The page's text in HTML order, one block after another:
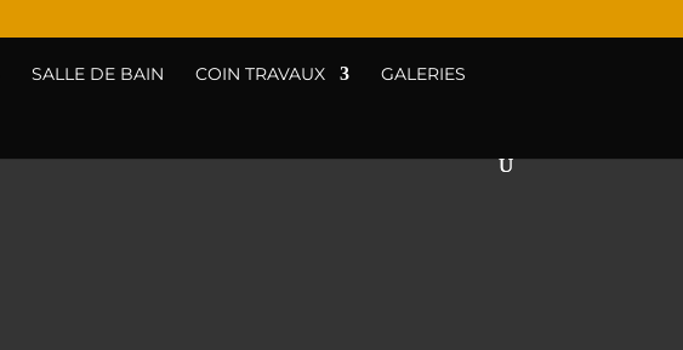
SALLE DE BAIN COIN TRAVAUX GALERIES